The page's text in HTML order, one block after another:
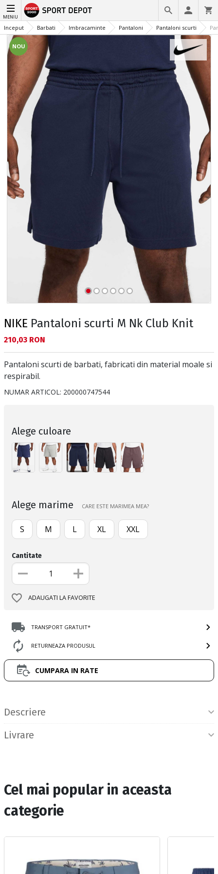
MENIU
Inceput Barbati Imbracaminte Pantaloni Pantaloni scurti
NOU
NIKE Pantaloni scurti M Nk Club Knit
Текуща цена:
210,03 RON
Pantaloni scurti de barbati, fabricati din material moale si
respirabil.
NUMAR ARTICOL: 200000747544
Alege culoare
Alege marime CARE ESTE MARIMEA MEA?
S M L XL XXL
Cantitate
ADAUGATI LA FAVORITE
TRANSPORT GRATUIT*
RETURNEAZA PRODUSUL
CUMPARA IN RATE
Descriere
Livrare
Cel mai popular in aceasta
categorie